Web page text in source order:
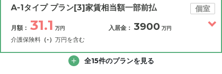
補足情報
月額費用 46.1
15
A-1タイプ プラン[3]家賃相当額一部前払 個室
月額： 31.1 万円
介護保険料 （-） 万円を含む
入居金： 3900 万円
入居金
その他費用
補足情報
全15件のプランを見る